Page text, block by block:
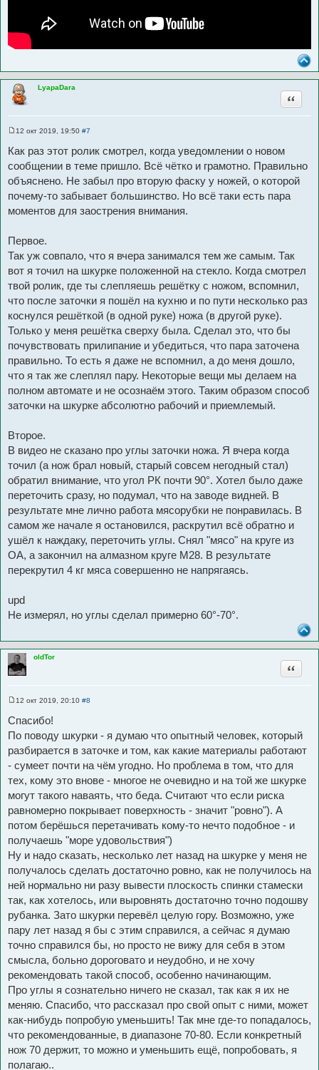
LyapaDara
Цитата
о
б
щ
е
и
12 окт 2019, 19:50 #7
Как раз этот ролик смотрел, когда уведомлении о новом
сообщении в теме пришло. Всё чётко и грамотно. Правильно
объяснено. Не забыл про вторую фаску у ножей, о которой
почему-то забывает большинство. Но всё таки есть пара
моментов для заострения внимания.
Первое.
Так уж совпало, что я вчера занимался тем же самым. Так
вот я точил на шкурке положенной на стекло. Когда смотрел
твой ролик, где ты слепляешь решётку с ножом, вспомнил,
что после заточки я пошёл на кухню и по пути несколько раз
коснулся решёткой (в одной руке) ножа (в другой руке).
Только у меня решётка сверху была. Сделал это, что бы
почувствовать прилипание и убедиться, что пара заточена
правильно. То есть я даже не вспомнил, а до меня дошло,
что я так же слеплял пару. Некоторые вещи мы делаем на
полном автомате и не осознаём этого. Таким образом способ
заточки на шкурке абсолютно рабочий и приемлемый.
Второе.
В видео не сказано про углы заточки ножа. Я вчера когда
точил (а нож брал новый, старый совсем негодный стал)
обратил внимание, что угол РК почти 90°. Хотел было даже
переточить сразу, но подумал, что на заводе видней. В
результате мне лично работа мясорубки не понравилась. В
самом же начале я остановился, раскрутил всё обратно и
ушёл к наждаку, переточить углы. Снял "мясо" на круге из
ОА, а закончил на алмазном круге M28. В результате
перекрутил 4 кг мяса совершенно не напрягаясь.
upd
Не измерял, но углы сделал примерно 60°-70°.
oldTor
Цитата
о
б
щ
е
и
12 окт 2019, 20:10 #8
Спасибо!
По поводу шкурки - я думаю что опытный человек, который
разбирается в заточке и том, как какие материалы работают
- сумеет почти на чём угодно. Но проблема в том, что для
тех, кому это внове - многое не очевидно и на той же шкурке
могут такого наваять, что беда. Считают что если риска
равномерно покрывает поверхность - значит "ровно"). А
потом берёшься перетачивать кому-то нечто подобное - и
получаешь "море удовольствия")
Ну и надо сказать, несколько лет назад на шкурке у меня не
получалось сделать достаточно ровно, как не получилось на
ней нормально ни разу вывести плоскость спинки стамески
так, как хотелось, или выровнять достаточно точно подошву
рубанка. Зато шкурки перевёл целую гору. Возможно, уже
пару лет назад я бы с этим справился, а сейчас я думаю
точно справился бы, но просто не вижу для себя в этом
смысла, больно дороговато и неудобно, и не хочу
рекомендовать такой способ, особенно начинающим.
Про углы я сознательно ничего не сказал, так как я их не
меняю. Спасибо, что рассказал про свой опыт с ними, может
как-нибудь попробую уменьшить! Так мне где-то попадалось,
что рекомендованные, в диапазоне 70-80. Если конкретный
нож 70 держит, то можно и уменьшить ещё, попробовать, я
полагаю..